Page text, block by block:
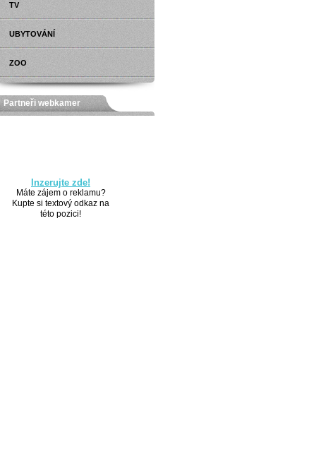
TV
UBYTOVÁNÍ
ZOO
Partneři webkamer
Inzerujte zde!
Máte zájem o reklamu?
Kupte si textový odkaz na
této pozici!